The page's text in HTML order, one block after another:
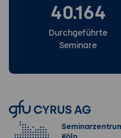
40.164
Durchgeführte
Seminare